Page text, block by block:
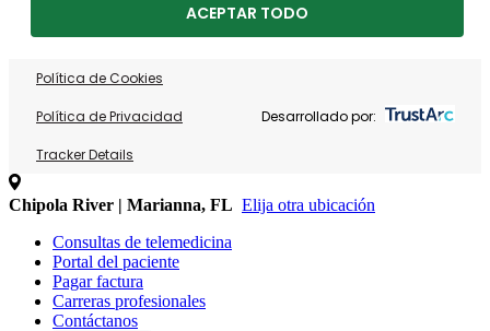
ACEPTAR TODO
Política de Cookies
Política de Privacidad
Tracker Details
Desarrollado por:
Chipola River | Marianna, FL Elija otra ubicación
Consultas de telemedicina
Portal del paciente
Pagar factura
Carreras profesionales
Contáctanos